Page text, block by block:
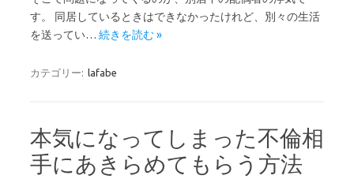
す。 同居しているときはできなかったけれど、別々の生活
を送ってい… 続きを読む »
カテゴリー: lafabe
本気になってしまった不倫相
手にあきらめてもらう方法